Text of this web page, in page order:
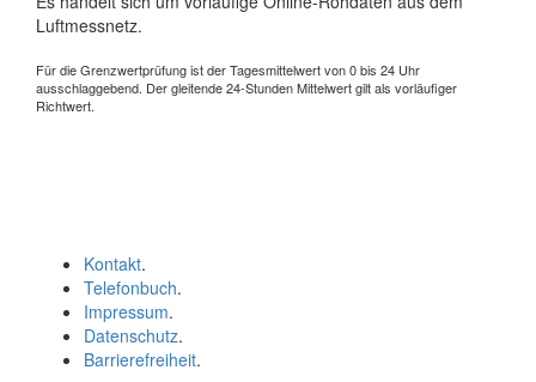
Luftmessnetz.
Für die Grenzwertprüfung ist der Tagesmittelwert von 0 bis 24 Uhr
ausschlaggebend. Der gleitende 24-Stunden Mittelwert gilt als vorläufiger
Richtwert.
Kontakt.
Telefonbuch.
Impressum.
Datenschutz.
Barrierefreiheit.